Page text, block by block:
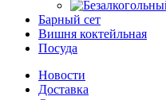
Барный сет
Вишня коктейльная
Посуда
Новости
Доставка